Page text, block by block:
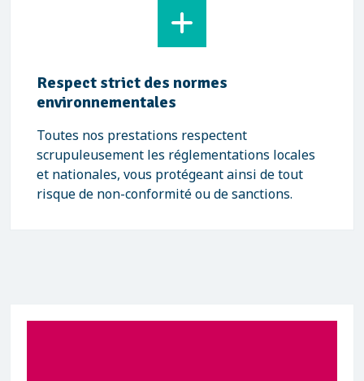
Respect strict des normes
environnementales
Toutes nos prestations respectent
scrupuleusement les réglementations locales
et nationales, vous protégeant ainsi de tout
risque de non-conformité ou de sanctions.